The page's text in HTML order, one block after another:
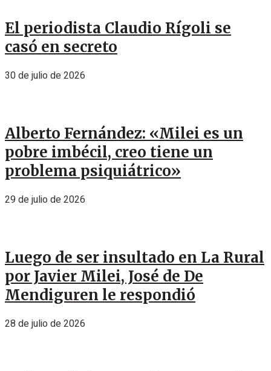
El periodista Claudio Rígoli se
casó en secreto
30 de julio de 2026
Alberto Fernández: «Milei es un
pobre imbécil, creo tiene un
problema psiquiátrico»
29 de julio de 2026
Luego de ser insultado en La Rural
por Javier Milei, José de De
Mendiguren le respondió
28 de julio de 2026